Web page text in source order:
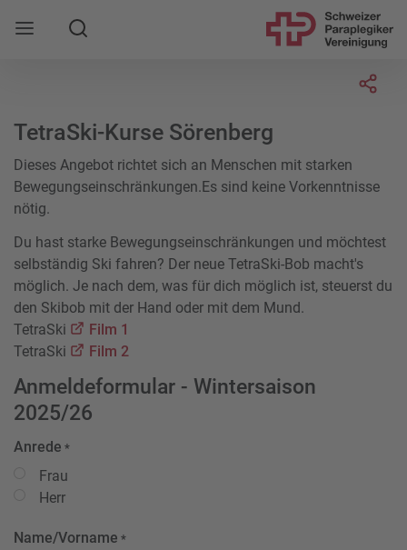
Mobile Navigation öffnen
Suche
TetraSki-Kurse Sörenberg
Dieses Angebot richtet sich an Menschen mit starken
Bewegungseinschränkungen.Es sind keine Vorkenntnisse
nötig.
Du hast starke Bewegungseinschränkungen und möchtest
selbständig Ski fahren? Der neue TetraSki-Bob macht's
möglich. Je nach dem, was für dich möglich ist, steuerst du
den Skibob mit der Hand oder mit dem Mund.
TetraSki
Film 1
TetraSki
Film 2
Anmeldeformular - Wintersaison
2025/26
Anrede *
Frau
Herr
Name/Vorname *